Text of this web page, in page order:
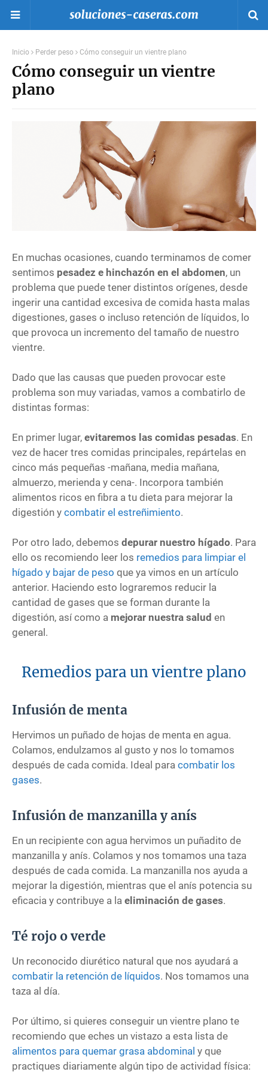
Inicio Perder peso Cómo conseguir un vientre plano
Cómo conseguir un vientre
plano
En muchas ocasiones, cuando terminamos de comer
sentimos pesadez e hinchazón en el abdomen, un
problema que puede tener distintos orígenes, desde
ingerir una cantidad excesiva de comida hasta malas
digestiones, gases o incluso retención de líquidos, lo
que provoca un incremento del tamaño de nuestro
vientre.
Dado que las causas que pueden provocar este
problema son muy variadas, vamos a combatirlo de
distintas formas:
En primer lugar, evitaremos las comidas pesadas. En
vez de hacer tres comidas principales, repártelas en
cinco más pequeñas -mañana, media mañana,
almuerzo, merienda y cena-. Incorpora también
alimentos ricos en fibra a tu dieta para mejorar la
digestión y combatir el estreñimiento.
Por otro lado, debemos depurar nuestro hígado. Para
ello os recomiendo leer los remedios para limpiar el
hígado y bajar de peso que ya vimos en un artículo
anterior. Haciendo esto lograremos reducir la
cantidad de gases que se forman durante la
digestión, así como a mejorar nuestra salud en
general.
Remedios para un vientre plano
Infusión de menta
Hervimos un puñado de hojas de menta en agua.
Colamos, endulzamos al gusto y nos lo tomamos
después de cada comida. Ideal para combatir los
gases.
Infusión de manzanilla y anís
En un recipiente con agua hervimos un puñadito de
manzanilla y anís. Colamos y nos tomamos una taza
después de cada comida. La manzanilla nos ayuda a
mejorar la digestión, mientras que el anís potencia su
eficacia y contribuye a la eliminación de gases.
Té rojo o verde
Un reconocido diurético natural que nos ayudará a
combatir la retención de líquidos. Nos tomamos una
taza al día.
Por último, si quieres conseguir un vientre plano te
recomiendo que eches un vistazo a esta lista de
alimentos para quemar grasa abdominal y que
practiques diariamente algún tipo de actividad física: